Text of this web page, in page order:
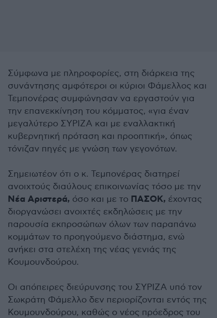
Σύμφωνα με πληροφορίες, στη διάρκεια της
συνάντησης αμφότεροι οι κύριοι Φάμελλος και
Τεμπονέρας συμφώνησαν να εργαστούν για
την επανεκκίνηση του κόμματος, «για έναν
μεγαλύτερο ΣΥΡΙΖΑ και με εναλλακτική
κυβερνητική πρόταση και προοπτική», όπως
τόνιζαν πηγές με γνώση των γεγονότων.
Σημειωτέον ότι ο κ. Τεμπονέρας διατηρεί
ανοιχτούς διαύλους επικοινωνίας τόσο με την
Νέα Αριστερά, όσο και με το ΠΑΣΟΚ, έχοντας
διοργανώσει ανοιχτές εκδηλώσεις με την
παρουσία εκπροσώπων όλων των παραπάνω
κομμάτων το προηγούμενο διάστημα, ενώ
ανήκει στα στελέχη της νέας γενιάς της
Κουμουνδούρου.
Οι απόπειρες διεύρυνσης του ΣΥΡΙΖΑ υπό τον
Σωκράτη Φάμελλο δεν περιορίζονται εντός της
Κουμουνδούρου, καθώς ο νέος πρόεδρος του